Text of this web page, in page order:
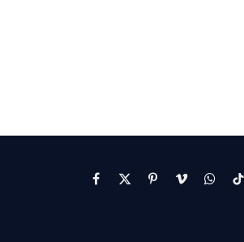
Facebook
X
PinterestVimeo